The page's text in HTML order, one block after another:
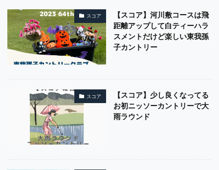
スコア
【スコア】河川敷コースは飛
距離アップして白ティーハラ
スメントだけど楽しい東我孫
子カントリー
スコア
【スコア】少し良くなってる
お初ニッソーカントリーで大
雨ラウンド